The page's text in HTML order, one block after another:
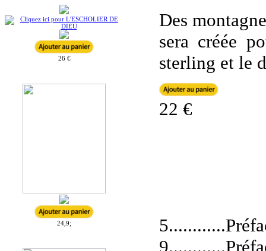
26 €
24,9;
Des
sera créée
sterling et le
22 €